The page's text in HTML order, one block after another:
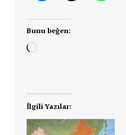
Bunu beğen:
Yükleniyor...
İlgili Yazılar: